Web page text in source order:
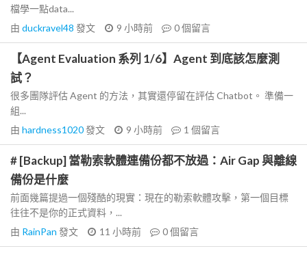
檔學一點data...
由 duckravel48 發文 9 小時前 0個留言
【Agent Evaluation 系列 1/6】Agent 到底該怎麼測
試？
很多團隊評估 Agent 的方法，其實還停留在評估 Chatbot。 準備一
組...
由 hardness1020發文 9 小時前 1 個留言
# [Backup] 當勒索軟體連備份都不放過：Air Gap 與離線
備份是什麼
前面幾篇提過一個殘酷的現實：現在的勒索軟體攻擊，第一個目標
往往不是你的正式資料，...
由 RainPan 發文 11 小時前 0個留言